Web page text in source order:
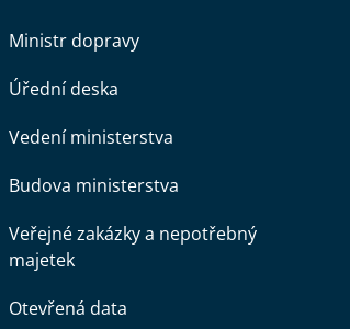
Ministr dopravy
Úřední deska
Vedení ministerstva
Budova ministerstva
Veřejné zakázky a nepotřebný
majetek
Otevřená data